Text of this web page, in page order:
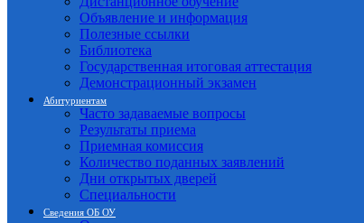
Объявление и информация
Полезные ссылки
Библиотека
Государственная итоговая аттестация
Демонстрационный экзамен
Абитуриентам
Часто задаваемые вопросы
Результаты приема
Приемная комиссия
Количество поданных заявлений
Дни открытых дверей
Специальности
Сведения ОБ ОУ